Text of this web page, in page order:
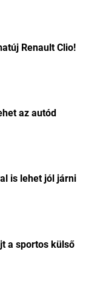
Renault Clio!
az autód
is lehet jól járni
a sportos külső